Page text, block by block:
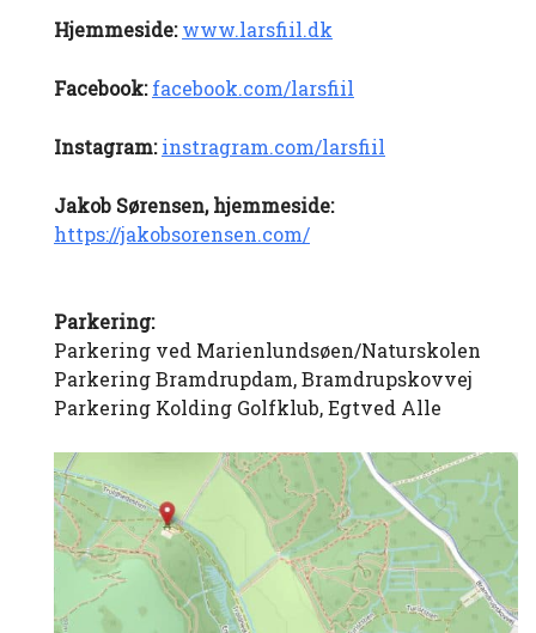
Hjemmeside: www.larsfiil.dk
Facebook: facebook.com/larsfiil
Instagram: instragram.com/larsfiil
Jakob Sørensen, hjemmeside:
https://jakobsorensen.com/
Parkering:
Parkering ved Marienlundsøen/Naturskolen
Parkering Bramdrupdam, Bramdrupskovvej
Parkering Kolding Golfklub, Egtved Alle